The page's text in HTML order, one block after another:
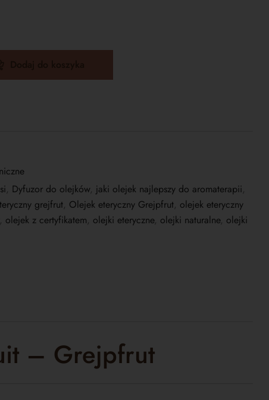
, Dyfuzor do olejków, jaki olejek najlepszy do aromaterapii,
grejfrut, Olejek eteryczny Grejpfrut, olejek eteryczny
, olejek z certyfikatem, olejki eteryczne, olejki naturalne, olejki
– Grejpfrut